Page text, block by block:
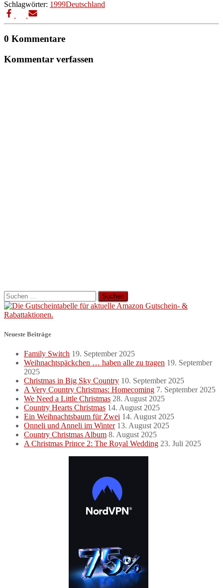
Schlagwörter: 1999Deutschland
0 Kommentare
Kommentar verfassen
Suchen
nach:
Neueste Beiträge
Family Switch 19. September 2025
Weihnachtspäckchen … haben alle zu tragen 19. September
2025
Christmas in Big Sky Country 10. September 2025
A Very Country Christmas: Homecoming 7. September 2025
We Need a Little Christmas 28. August 2025
Country Hearts Christmas 14. August 2025
Ein Weihnachtsbaum für Zwei 14. August 2025
Onneli und Anneli im Winter 13. August 2025
Country Christmas Album 8. August 2025
A Christmas Prince 2: The Royal Wedding 23. Juli 2025